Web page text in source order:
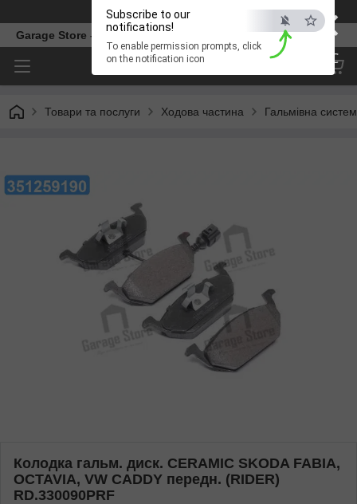
×
ESC
Subscribe to our
notifications!
To enable permission prompts, click
on the notification icon
Телефон
Garage Store – інтернет магазин автозапчастин.
Товари та послуги Ходова частина Гальмівна
Колодка гальм. диск. CERAMIC SKODA FABIA,
OCTAVIA, VW CADDY передн. (RIDER)
RD.330090PRF